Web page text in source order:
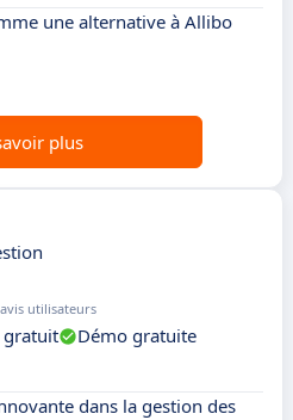
une alternative à Allibo
plus
utilisateurs
gratuit
Démo gratuite
dans la gestion des